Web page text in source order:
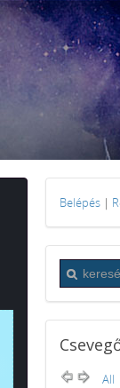
Belépés |
All